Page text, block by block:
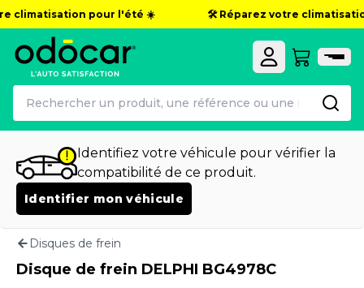
climatisation pour l'été ☀️ 🛠️ Réparez votre
Identifiez votre véhicule pour vérifier la
compatibilité de ce produit.
Identifier mon véhicule
Disques de frein
Disque de frein DELPHI BG4978C